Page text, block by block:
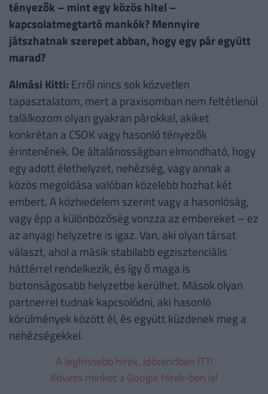
tényezők – mint egy közös hitel –
kapcsolatmegtartó mankók? Mennyire
játszhatnak szerepet abban, hogy egy pár együtt
marad?
Almási Kitti: Erről nincs sok közvetlen
tapasztalatom, mert a praxisomban nem feltétlenül
találkozom olyan gyakran párokkal, akiket
konkrétan a CSOK vagy hasonló tényezők
érintenének. De általánosságban elmondható, hogy
egy adott élethelyzet, nehézség, vagy annak a
közös megoldása valóban közelebb hozhat két
embert. A közhiedelem szerint vagy a hasonlóság,
vagy épp a különbözőség vonzza az embereket – ez
az anyagi helyzetre is igaz. Van, aki olyan társat
választ, ahol a másik stabilabb egzisztenciális
háttérrel rendelkezik, és így ő maga is
biztonságosabb helyzetbe kerülhet. Mások olyan
partnerrel tudnak kapcsolódni, aki hasonló
körülmények között él, és együtt küzdenek meg a
nehézségekkel.
A legfrissebb hírek, időrendben ITT!
Kövess minket a Google Hírek-ben is!